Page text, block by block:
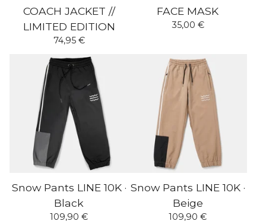
COACH JACKET //
LIMITED EDITION
74,95 €
FACE MASK
35,00 €
Snow Pants LINE 10K ·
Black
109,90 €
Snow Pants LINE 10K ·
Beige
109,90 €